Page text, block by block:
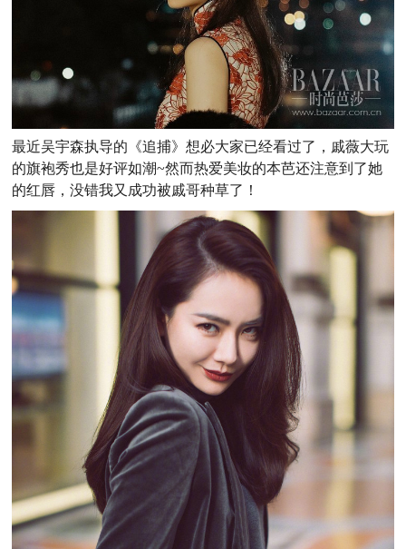
最近吴宇森执导的《追捕》想必大家已经看过了，戚薇大玩
的旗袍秀也是好评如潮~然而热爱美妆的本芭还注意到了她
的红唇，没错我又成功被戚哥种草了！